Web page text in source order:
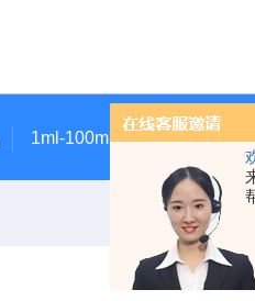
1ml-100ml气密性进样针